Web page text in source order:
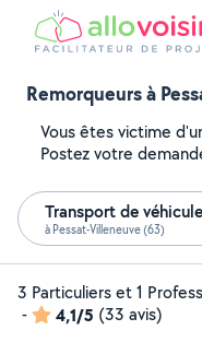
Remorqueurs à
Vous êtes victime
Postez votre
Transport de
à Pessat-Villeneuve (63)
3 Particuliers et 1
-
4,1/5 (33 avis)